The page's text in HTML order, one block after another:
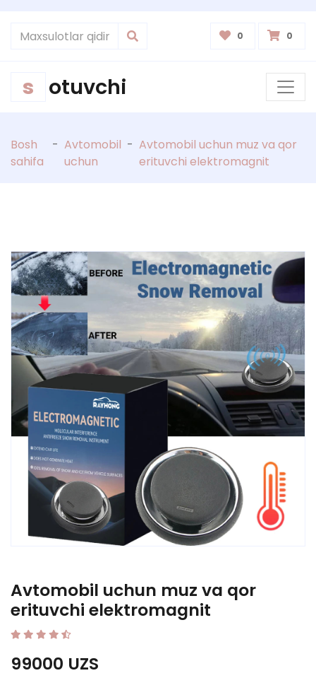
0 0
s otuvchi
Bosh
sahifa
- Avtomobil
uchun
- Avtomobil uchun muz va qor
erituvchi elektromagnit
Avtomobil uchun muz va qor
erituvchi elektromagnit
99000 UZS